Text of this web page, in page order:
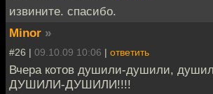
извините. спасибо.
Minor »
#26 | 09.10.09 10:06 | ответить
Вчера котов душили-душили,
ДУШИЛИ-ДУШИЛИ!!!!